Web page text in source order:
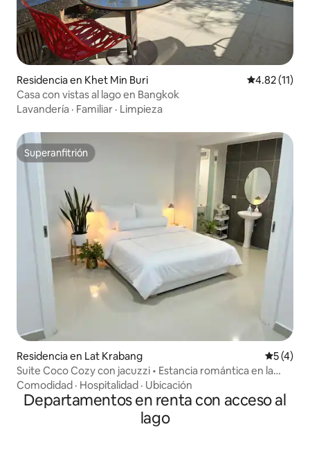
Residencia en Khet Min Buri Calificación
4.82 (11)
Casa con vistas al lago en Bangkok
Lavandería · Familiar · Limpieza
Superanfitrión
Superanfitrión
Residencia en Lat Krabang
5 (4)
Suite Coco Cozy con jacuzzi • Estancia romántica en la
naturaleza
Comodidad · Hospitalidad · Ubicación
Departamentos en renta con acceso al
lago